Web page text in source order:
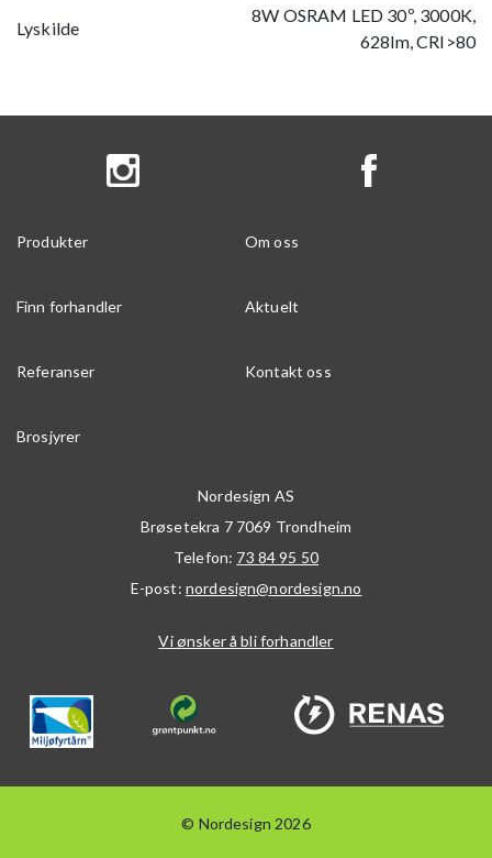
Lyskilde
8W OSRAM LED 30º, 3000K,
628lm, CRI>80
Produkter Om oss
Finn forhandler Aktuelt
Referanser Kontakt oss
Brosjyrer
Nordesign AS
Brøsetekra 7 7069 Trondheim
Telefon: 73 84 95 50
E-post: nordesign@nordesign.no
Vi ønsker å bli forhandler
© Nordesign 2026